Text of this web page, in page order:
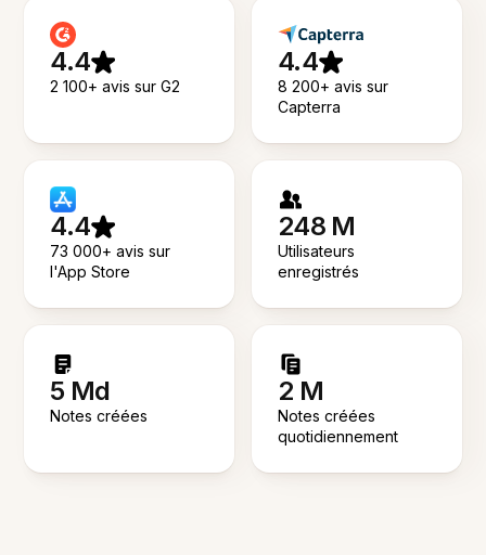
4.4
2 100+ avis sur G2
4.4
8 200+ avis sur
Capterra
4.4
73 000+ avis sur
l'App Store
248 M
Utilisateurs
enregistrés
5 Md
Notes créées
2 M
Notes créées
quotidiennement